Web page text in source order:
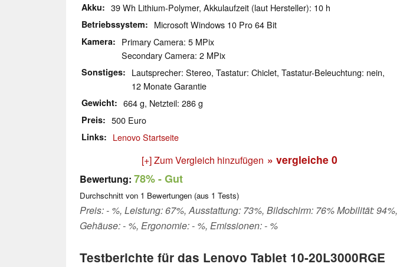
Akku 39 Wh Lithium-Polymer, Akkulaufzeit (laut Hersteller): 10 h
Betriebssystem Microsoft Windows 10 Pro 64 Bit
Kamera
Primary Camera: 5 MPix
Secondary Camera: 2 MPix
Sonstiges
Lautsprecher: Stereo, Tastatur: Chiclet, Tastatur-Beleuchtung: nein,
12 Monate Garantie
Gewicht 664 g, Netzteil: 286 g
Preis 500 Euro
Links Lenovo Startseite
[+] Zum Vergleich hinzufügen » vergleiche 0
Bewertung: 78%- Gut
Durchschnitt von 1 Bewertungen (aus 1 Tests)
Preis: - %, Leistung: 67%, Ausstattung: 73%, Bildschirm: 76% Mobilität: 94%,
Gehäuse: - %, Ergonomie: - %, Emissionen: - %
Testberichte für das Lenovo Tablet 10-20L3000RGE